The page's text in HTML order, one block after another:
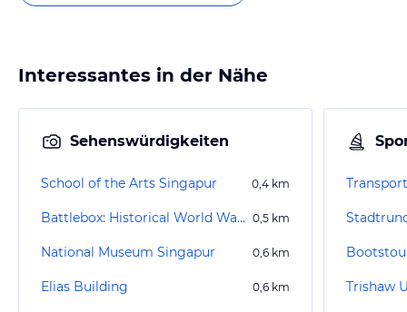
Interessantes in der Nähe
Sehenswürdigkeiten
School of the Arts Singapur 0,4 km
Battlebox: Historical World War II Bunker Singapore 0,5 km
National Museum Singapur 0,6 km
Elias Building 0,6 km
Transport
Trishaw